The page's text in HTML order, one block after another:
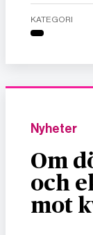
KATEGORI
Nyheter
Om
och
mot